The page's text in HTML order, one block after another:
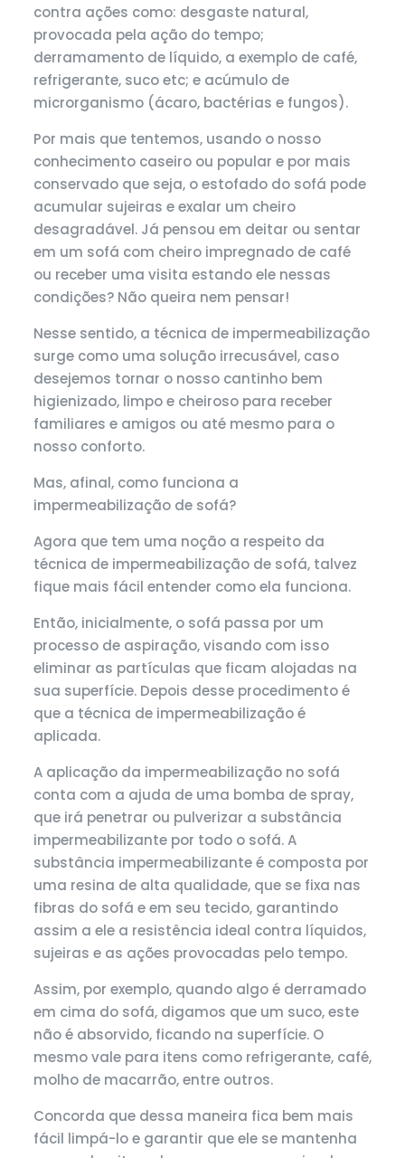
contra ações como: desgaste natural,
provocada pela ação do tempo;
derramamento de líquido, a exemplo de café,
refrigerante, suco etc; e acúmulo de
microrganismo (ácaro, bactérias e fungos).
Por mais que tentemos, usando o nosso
conhecimento caseiro ou popular e por mais
conservado que seja, o estofado do sofá pode
acumular sujeiras e exalar um cheiro
desagradável. Já pensou em deitar ou sentar
em um sofá com cheiro impregnado de café
ou receber uma visita estando ele nessas
condições? Não queira nem pensar!
Nesse sentido, a técnica de impermeabilização
surge como uma solução irrecusável, caso
desejemos tornar o nosso cantinho bem
higienizado, limpo e cheiroso para receber
familiares e amigos ou até mesmo para o
nosso conforto.
Mas, afinal, como funciona a
impermeabilização de sofá?
Agora que tem uma noção a respeito da
técnica de impermeabilização de sofá, talvez
fique mais fácil entender como ela funciona.
Então, inicialmente, o sofá passa por um
processo de aspiração, visando com isso
eliminar as partículas que ficam alojadas na
sua superfície. Depois desse procedimento é
que a técnica de impermeabilização é
aplicada.
A aplicação da impermeabilização no sofá
conta com a ajuda de uma bomba de spray,
que irá penetrar ou pulverizar a substância
impermeabilizante por todo o sofá. A
substância impermeabilizante é composta por
uma resina de alta qualidade, que se fixa nas
fibras do sofá e em seu tecido, garantindo
assim a ele a resistência ideal contra líquidos,
sujeiras e as ações provocadas pelo tempo.
Assim, por exemplo, quando algo é derramado
em cima do sofá, digamos que um suco, este
não é absorvido, ficando na superfície. O
mesmo vale para itens como refrigerante, café,
molho de macarrão, entre outros.
Concorda que dessa maneira fica bem mais
fácil limpá-lo e garantir que ele se mantenha